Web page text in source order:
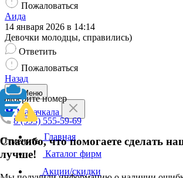
Пожаловаться
Аида
14 января 2026 в 14:14
Девочки молодцы, справились)
Ответить
Пожаловаться
Назад
Выберите номер
8 (993) 555-59-69
Отменить
Спасибо, что помогаете сделать
лучше!
Меню
Махачкала
Главная
Каталог фирм
Акции/скидки